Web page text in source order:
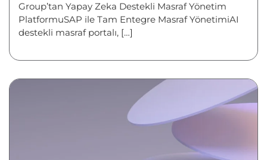
Group’tan Yapay Zeka Destekli Masraf Yönetim
PlatformuSAP ile Tam Entegre Masraf YönetimiAI
destekli masraf portalı, […]